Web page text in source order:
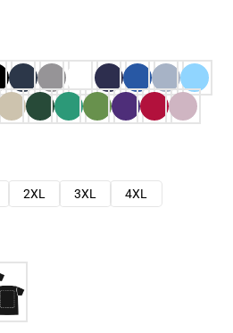
2XL 3XL
4XL